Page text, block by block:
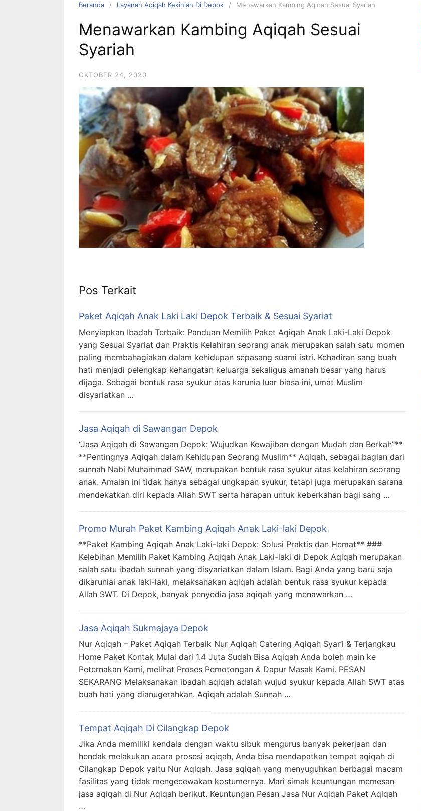
Beranda Layanan Aqiqah Kekinian Di Depok Menawarkan Kambing Aqiqah Sesuai Syariah
Menawarkan Kambing Aqiqah Sesuai
Syariah
OKTOBER 24, 2020
Pos Terkait
Paket Aqiqah Anak Laki Laki Depok Terbaik & Sesuai Syariat
Menyiapkan Ibadah Terbaik: Panduan Memilih Paket Aqiqah Anak Laki-Laki Depok
yang Sesuai Syariat dan Praktis Kelahiran seorang anak merupakan salah satu momen
paling membahagiakan dalam kehidupan sepasang suami istri. Kehadiran sang buah
hati menjadi pelengkap kehangatan keluarga sekaligus amanah besar yang harus
dijaga. Sebagai bentuk rasa syukur atas karunia luar biasa ini, umat Muslim
disyariatkan …
Jasa Aqiqah di Sawangan Depok
“Jasa Aqiqah di Sawangan Depok: Wujudkan Kewajiban dengan Mudah dan Berkah”**
**Pentingnya Aqiqah dalam Kehidupan Seorang Muslim** Aqiqah, sebagai bagian dari
sunnah Nabi Muhammad SAW, merupakan bentuk rasa syukur atas kelahiran seorang
anak. Amalan ini tidak hanya sebagai ungkapan syukur, tetapi juga merupakan sarana
mendekatkan diri kepada Allah SWT serta harapan untuk keberkahan bagi sang …
Promo Murah Paket Kambing Aqiqah Anak Laki-laki Depok
**Paket Kambing Aqiqah Anak Laki-laki Depok: Solusi Praktis dan Hemat** ###
Kelebihan Memilih Paket Kambing Aqiqah Anak Laki-laki di Depok Aqiqah merupakan
salah satu ibadah sunnah yang disyariatkan dalam Islam. Bagi Anda yang baru saja
dikaruniai anak laki-laki, melaksanakan aqiqah adalah bentuk rasa syukur kepada
Allah SWT. Di Depok, banyak penyedia jasa aqiqah yang menawarkan …
Jasa Aqiqah Sukmajaya Depok
Nur Aqiqah – Paket Aqiqah Terbaik Nur Aqiqah Catering Aqiqah Syar’i & Terjangkau
Home Paket Kontak Mulai dari 1.4 Juta Sudah Bisa Aqiqah Anda boleh main ke
Peternakan Kami, melihat Proses Pemotongan & Dapur Masak Kami. PESAN
SEKARANG Melaksanakan ibadah aqiqah adalah wujud syukur kepada Allah SWT atas
buah hati yang dianugerahkan. Aqiqah adalah Sunnah …
Tempat Aqiqah Di Cilangkap Depok
Jika Anda memiliki kendala dengan waktu sibuk mengurus banyak pekerjaan dan
hendak melakukan acara prosesi aqiqah, Anda bisa mendapatkan tempat aqiqah di
Cilangkap Depok yaitu Nur Aqiqah. Jasa aqiqah yang menyuguhkan berbagai macam
fasilitas yang tidak mengecewakan kostumernya. Mari simak keuntungan memesan
jasa aqiqah di Nur Aqiqah berikut. Keuntungan Pesan Jasa Nur Aqiqah Paket Aqiqah
…